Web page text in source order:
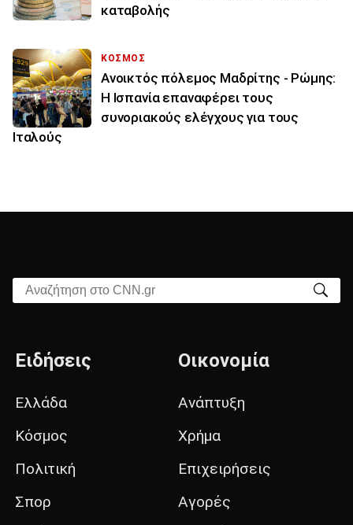
καταβολής
ΚΟΣΜΟΣ
Ανοικτός πόλεμος Μαδρίτης - Ρώμης:
Η Ισπανία επαναφέρει τους
συνοριακούς ελέγχους για τους
Ιταλούς
Αναζήτηση στο CNN.gr
Ειδήσεις
Ελλάδα
Κόσμος
Πολιτική
Σπορ
Οικονομία
Ανάπτυξη
Χρήμα
Επιχειρήσεις
Αγορές